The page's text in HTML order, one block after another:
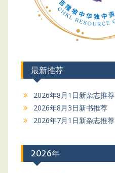
最新推荐
2026年8月1日新杂志推荐
2026年8月3日新书推荐
2026年7月1日新杂志推荐
2026年